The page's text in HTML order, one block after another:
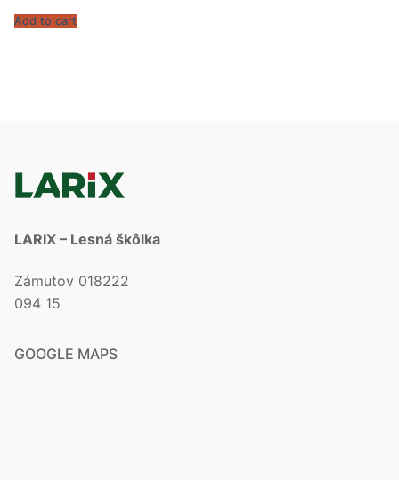
Add to cart
LARIX – Lesná škôlka
Zámutov 018222
094 15
GOOGLE MAPS